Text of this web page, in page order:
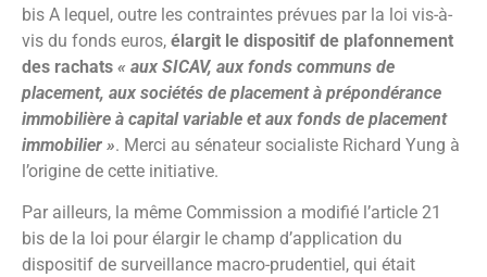
bis A lequel, outre les contraintes prévues par la loi vis-à-
vis du fonds euros, élargit le dispositif de plafonnement
des rachats « aux SICAV, aux fonds communs de
placement, aux sociétés de placement à prépondérance
immobilière à capital variable et aux fonds de placement
immobilier ». Merci au sénateur socialiste Richard Yung à
l’origine de cette initiative.
Par ailleurs, la même Commission a modifié l’article 21
bis de la loi pour élargir le champ d’application du
dispositif de surveillance macro-prudentiel, qui était